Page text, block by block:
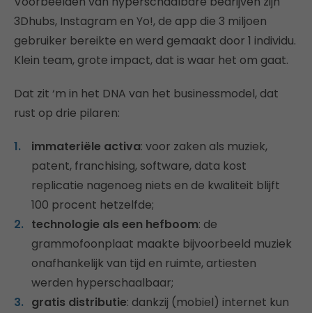
3Dhubs, Instagram en Yo!, de app die 3 miljoen
gebruiker bereikte en werd gemaakt door 1 individu.
Klein team, grote impact, dat is waar het om gaat.
Dat zit ‘m in het DNA van het businessmodel, dat
rust op drie pilaren:
immateriële activa: voor zaken als muziek,
patent, franchising, software, data kost
replicatie nagenoeg niets en de kwaliteit blijft
100 procent hetzelfde;
technologie als een hefboom: de
grammofoonplaat maakte bijvoorbeeld muziek
onafhankelijk van tijd en ruimte, artiesten
werden hyperschaalbaar;
gratis distributie: dankzij (mobiel) internet kun